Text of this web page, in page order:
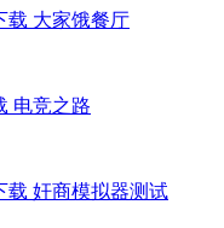
大家饿餐厅
电竞之路
奸商模拟器测试